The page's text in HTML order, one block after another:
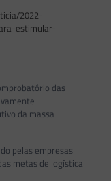
2022-
estimular-
das
da massa
pelas empresas
metas de logística